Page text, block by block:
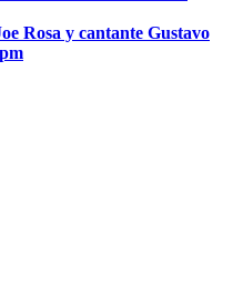
Rosa y cantante Gustavo